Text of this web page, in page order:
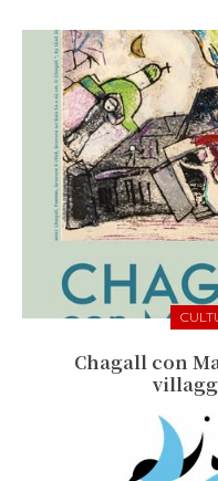
Chagall con